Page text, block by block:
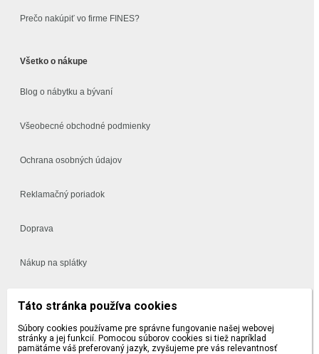
Prečo nakúpiť vo firme FINES?
Všetko o nákupe
Blog o nábytku a bývaní
Všeobecné obchodné podmienky
Ochrana osobných údajov
Reklamačný poriadok
Doprava
Nákup na splátky
Vynáška a montáž
Táto stránka používa cookies
Súbory cookies používame pre správne fungovanie našej webovej
stránky a jej funkcií. Pomocou súborov cookies si tiež napríklad
pamätáme váš preferovaný jazyk, zvyšujeme pre vás relevantnosť